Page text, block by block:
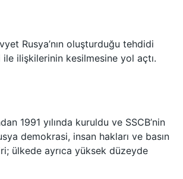
Rusya’nın oluşturduğu tehdidi
ilişkilerinin kesilmesine yol açtı.
1991 yılında kuruldu ve SSCB’nin
demokrasi, insan hakları ve basın
ülkede ayrıca yüksek düzeyde